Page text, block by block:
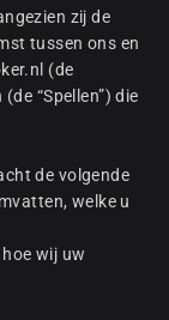
zij de
tussen ons en
(de
“Spellen”) die
de volgende
welke u
wij uw